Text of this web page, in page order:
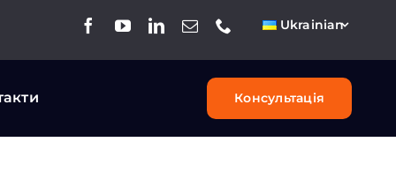
Ukrainian
Консультація